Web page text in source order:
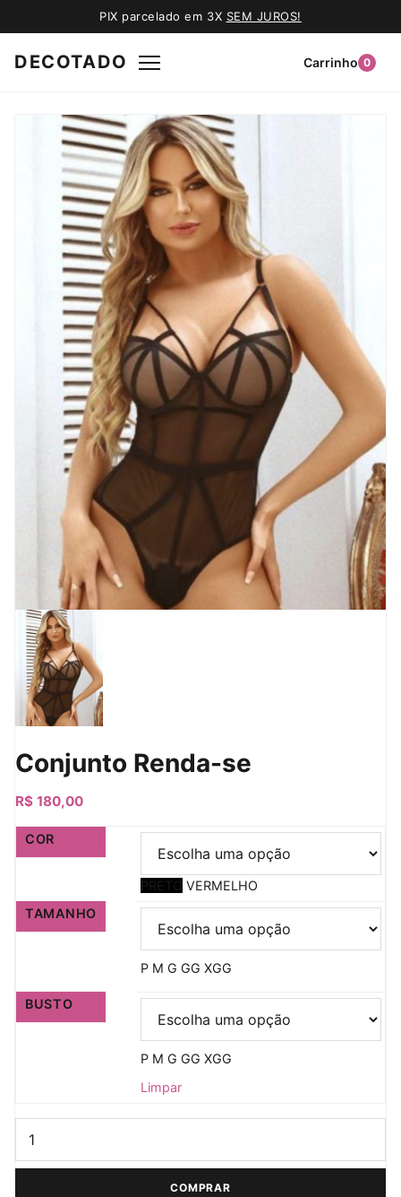
PIX parcelado em 3X SEM JUROS!
DECOTADO Carrinho 0
Conjunto Renda-se
R$ 180,00
COR
PRETO VERMELHO
TAMANHO
P M G GG XGG
BUSTO
P M G GG XGG
Limpar
COMPRAR